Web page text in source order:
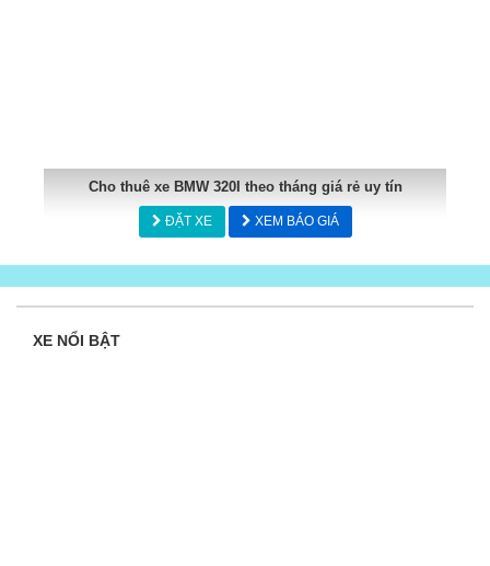
Cho thuê xe BMW 320I theo tháng giá rẻ uy tín
ĐẶT XE XEM BÁO GIÁ
XE NỔI BẬT